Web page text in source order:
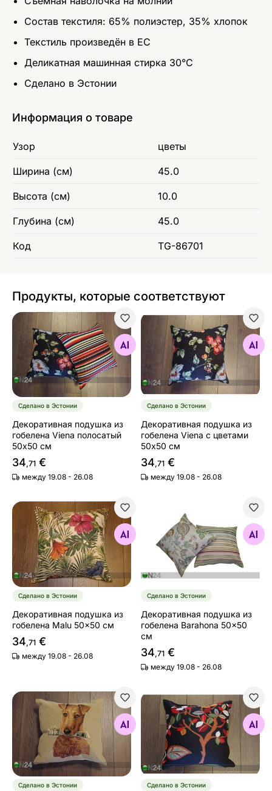
Состав текстиля: 65% полиэстер, 35% хлопок
Текстиль произведён в ЕС
Деликатная машинная стирка 30°C
Сделано в Эстонии
Информация о товаре
Узор цветы
Ширина (см) 45.0
Высота (см) 10.0
Глубина (см) 45.0
Код TG-86701
Продукты, которые соответствуют
Декоративная подушка из гобелена Viena
Найдите похожие
Сделано в Эстонии
Декоративная подушка из
гобелена Viena полосатый
50х50 см
34,71 €
между 19.08 - 26.08
Декоративная подушка
Найдите похожие
Сделано в Эстонии
Декоративная подушка из
гобелена Viena с цветами
50х50 см
34,71 €
между 19.08 - 26.08
Декоративная подушка из гобелена Malu 50x50 см
Найдите похожие
Сделано в Эстонии
Декоративная подушка из
гобелена Malu 50x50 см
34,71 €
между 19.08 - 26.08
Декоративная подушка
Найдите похожие
Сделано в Эстонии
Декоративная подушка из
гобелена Barahona 50x50
см
34,71 €
между 19.08 - 26.08
Декоративная подушка из гобелена
Найдите похожие
Сделано в Эстонии
Декоративная подушка
Найдите похожие
Сделано в Эстонии